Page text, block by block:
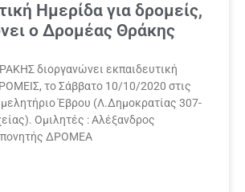
Ημερίδα για δρομείς,
ο Δρομέας Θράκης
διοργανώνει εκπαιδευτική
το Σάββατο 10/10/2020 στις
Έβρου (Λ.Δημοκρατίας 307-
Ομιλητές : Αλέξανδρος
ΔΡΟΜΕΑ